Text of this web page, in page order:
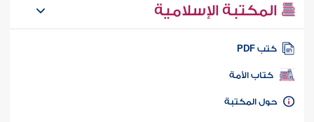
المكتبة الإسلامية
كتب PDF
كتاب الأمة